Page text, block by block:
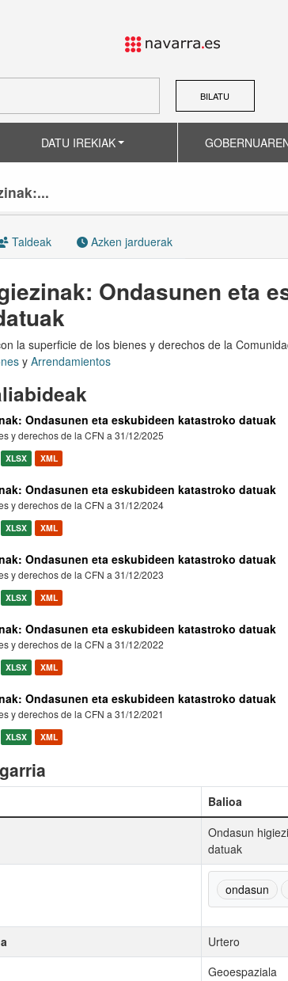
BILATU
DATU IREKIAK
Taldeak Azken jarduerak
Ondasunen eta
la superficie de los bienes y derechos de la
y Arrendamientos
Ondasunen eta eskubideen katastroko datuak
y derechos de la CFN a 31/12/2025
XLSX XML
Ondasunen eta eskubideen katastroko datuak
y derechos de la CFN a 31/12/2024
XLSX XML
Ondasunen eta eskubideen katastroko datuak
y derechos de la CFN a 31/12/2023
XLSX XML
Ondasunen eta eskubideen katastroko datuak
y derechos de la CFN a 31/12/2022
XLSX XML
Ondasunen eta eskubideen katastroko datuak
y derechos de la CFN a 31/12/2021
XLSX XML
Balioa
Ondasun
datuak
ondasun
Urtero
Geoespaziala